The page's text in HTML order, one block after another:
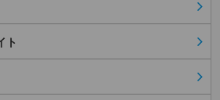
ト